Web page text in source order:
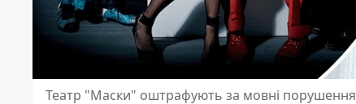
Театр "Маски" оштрафують за мовні порушення